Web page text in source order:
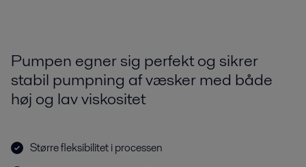
Pumpen egner sig perfekt og sikrer
stabil pumpning af væsker med både
høj og lav viskositet
Større fleksibilitet i processen